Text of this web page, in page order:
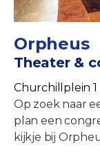
Orpheus
Theater &
Churchillplein 1
Op zoek naar
plan een
kijkje bij